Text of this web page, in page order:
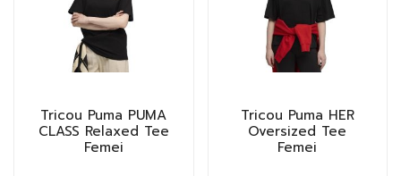
Tricou Puma PUMA
CLASS Relaxed Tee
Femei
Tricou Puma HER
Oversized Tee
Femei